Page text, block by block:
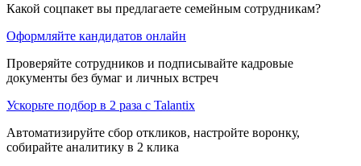
Какой соцпакет вы предлагаете семейным сотрудникам?
Оформляйте кандидатов онлайн
Проверяйте сотрудников и подписывайте кадровые
документы без бумаг и личных встреч
Ускорьте подбор в 2 раза с Talantix
Автоматизируйте сбор откликов, настройте воронку,
собирайте аналитику в 2 клика